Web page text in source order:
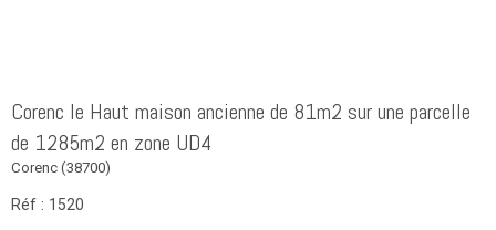
Corenc le Haut maison ancienne de 81m2 sur une parcelle
de 1285m2 en zone UD4
Corenc (38700)
Réf : 1520